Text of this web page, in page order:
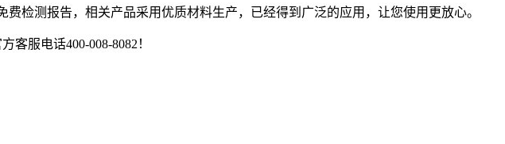
检测报告，相关产品采用优质材料生产，已经得到广泛的应用，让您使用更放心。
服电话400-008-8082！